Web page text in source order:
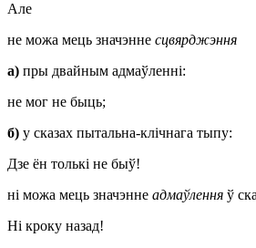
Але
не можа мець значэнне сцвярджэння
а) пры двайным адмаўленні:
не мог не быць;
б) у сказах пытальна-клічнага тыпу:
Дзе ён толькі не быў!
ні можа мець значэнне адмаўлення ў
Ні кроку назад!